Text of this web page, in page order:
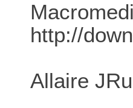
http://
Allaire